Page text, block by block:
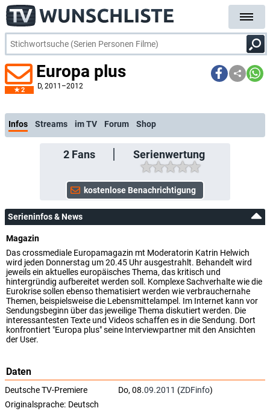
2
Europa plus
D, 2011–2012
kostenlos
Infos Streams im TV Forum Shop
2Fans Serienwertung
Serieninfos & News
Magazin
Das crossmediale Europamagazin mt Moderatorin Katrin Helwich
wird jeden Donnerstag um 20.45 Uhr ausgestrahlt. Behandelt wird
jeweils ein aktuelles europäisches Thema, das kritisch und
hintergründig aufbereitet werden soll. Komplexe Sachverhalte wie die
Eurokrise sollen ebenso thematisiert werden wie verbrauchernahe
Themen, beispielsweise die Lebensmittelampel. Im Internet kann vor
Sendungsbeginn über das jeweilige Thema diskutiert werden. Die
interessantesten Texte und Videos schaffen es in die Sendung. Dort
konfrontiert "Europa plus" seine Interviewpartner mit den Ansichten
der User.
Daten
Deutsche TV-Premiere Do, 08.09.2011 (ZDFinfo)
Originalsprache: Deutsch